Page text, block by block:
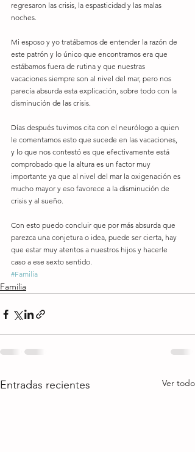
regresaron las crisis, la espasticidad y las malas
noches.
Mi esposo y yo tratábamos de entender la razón de
este patrón y lo único que encontramos era que
estábamos fuera de rutina y que nuestras
vacaciones siempre son al nivel del mar, pero nos
parecía absurda esta explicación, sobre todo con la
disminución de las crisis.
Días después tuvimos cita con el neurólogo a quien
le comentamos esto que sucede en las vacaciones,
y lo que nos contestó es que efectivamente está
comprobado que la altura es un factor muy
importante ya que al nivel del mar la oxigenación es
mucho mayor y eso favorece a la disminución de
crisis y al sueño.
Con esto puedo concluir que por más absurda que
parezca una conjetura o idea, puede ser cierta, hay
que estar muy atentos a nuestros hijos y hacerle
caso a ese sexto sentido.
#Familia
Familia
Entradas recientes Ver todo